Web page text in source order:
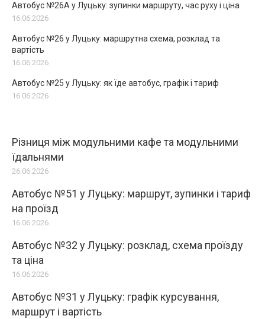
Автобус №26А у Луцьку: зупинки маршруту, час руху і ціна
16.06.2026
Автобус №26 у Луцьку: маршрутна схема, розклад та
вартість
16.06.2026
Автобус №25 у Луцьку: як їде автобус, графік і тариф
16.06.2026
Різниця між модульними кафе та модульними
їдальнями
26.06.2026
Автобус №51 у Луцьку: маршрут, зупинки і тариф
на проїзд
16.06.2026
Автобус №32 у Луцьку: розклад, схема проїзду
та ціна
16.06.2026
Автобус №31 у Луцьку: графік курсування,
маршрут і вартість